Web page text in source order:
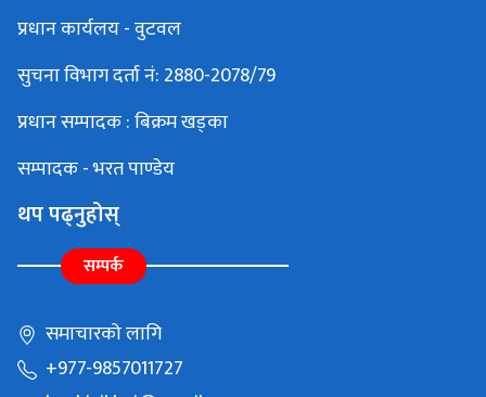
प्रधान कार्यलय - वुटवल
सुचना विभाग दर्ता नं: 2880-2078/79
प्रधान सम्पादक : बिक्रम खड्का
सम्पादक - भरत पाण्डेय
थप पढ्नुहोस्
सम्पर्क
समाचारको लागि
+977-9857011727